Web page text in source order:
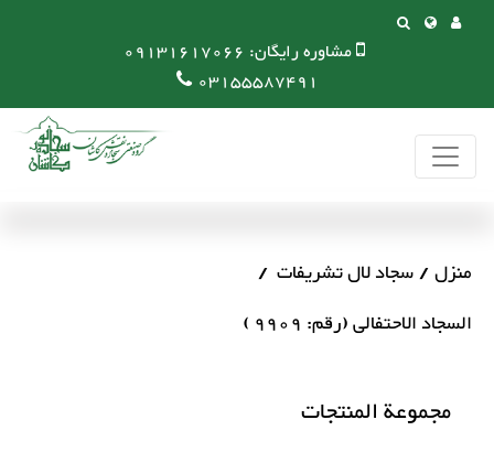
مشاوره رایگان: 09131617066
03155587491
منزل سجاد لال تشریفات
السجاد الاحتفالی (رقم: 9909 )
مجموعة المنتجات